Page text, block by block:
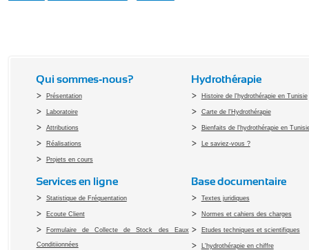
Qui sommes-nous?
Présentation
Laboratoire
Attributions
Réalisations
Projets en cours
Hydrothérapie
Histoire de l'hydrothérapie en Tunisie
Carte de l'Hydrothérapie
Bienfaits de l'hydrothérapie en
Le saviez-vous ?
Services en ligne
Statistique de Fréquentation
Ecoute Client
Formulaire de Collecte de Stock des Eaux
Conditiionnées
Base documentaire
Textes juridiques
Normes et cahiers des charges
Etudes techniques et scientifiques
L'hydrothérapie en chiffre